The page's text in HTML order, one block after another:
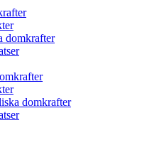
domkrafter
domkrafter